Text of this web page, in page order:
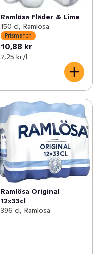
Ramlösa Fläder & Lime
150 cl, Ramlösa
Prismatch
10,88 kr
7,25 kr /l
Ramlösa Original
12x33cl
396 cl, Ramlösa